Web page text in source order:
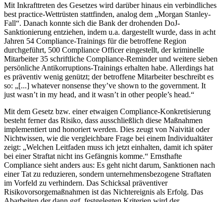
Mit Inkrafttreten des Gesetzes wird darüber hinaus ein verbindliches
best practice-Wettrüsten stattfinden, analog dem „Morgan Stanley-
Fall“. Danach konnte sich die Bank der drohenden DoJ-
Sanktionierung entziehen, indem u.a. dargestellt wurde, dass in acht
Jahren 54 Compliance-Trainings für die betroffene Region
durchgeführt, 500 Compliance Officer eingestellt, der kriminelle
Mitarbeiter 35 schriftliche Compliance-Reminder und weitere sieben
persönliche Antikorruptions-Trainings erhalten habe. Allerdings hat
es präventiv wenig genützt; der betroffene Mitarbeiter beschreibt es
so: „[...] whatever nonsense they’ve shown to the government. It
just wasn’t in my head, and it wasn’t in other people’s head.“
Mit dem Gesetz bzw. einer etwaigen Compliance-Konkretisierung
besteht ferner das Risiko, dass ausschließlich diese Maßnahmen
implementiert und honoriert werden. Dies zeugt von Naivität oder
Nichtwissen, wie die vergleichbare Frage bei einem Individualtäter
zeigt: „Welchen Leitfaden muss ich jetzt einhalten, damit ich später
bei einer Straftat nicht ins Gefängnis komme.“ Ernsthafte
Compliance sieht anders aus: Es geht nicht darum, Sanktionen nach
einer Tat zu reduzieren, sondern unternehmensbezogene Straftaten
im Vorfeld zu verhindern. Das Schicksal präventiver
Risikovorsorgemaßnahmen ist das Nichtereignis als Erfolg. Das